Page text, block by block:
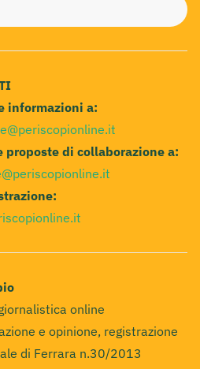
informazioni a:
proposte di collaborazione a:
online
e opinione, registrazione
di Ferrara n.30/2013